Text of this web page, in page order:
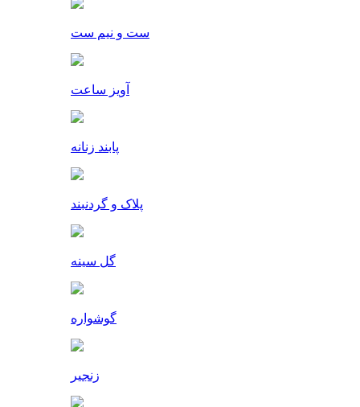
ست و نیم ست
آویز ساعت
پابند زنانه
پلاک و گردنبند
گل سینه
گوشواره
زنجیر